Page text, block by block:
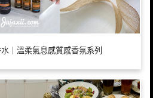
｜溫柔氣息感質感香氛系列